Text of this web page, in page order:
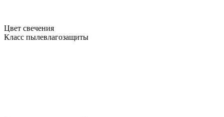
Цвет свечения
Класс пылевлагозащиты